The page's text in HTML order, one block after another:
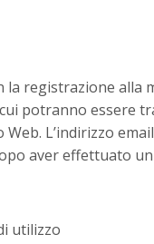
la registrazione alla
potranno essere
L’indirizzo
aver effettuato
utilizzo